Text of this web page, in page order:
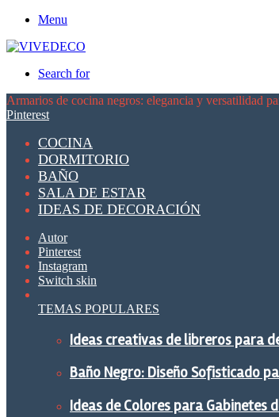
Menu
Search for
Armarios de cocina negros: elegancia y versatilidad
Pinterest
COCINA
DORMITORIO
BAÑO
SALA DE ESTAR
IDEAS DE DECORACIÓN
Autor
Pinterest
Instagram
Switch skin
TEMAS POPULARES
Ideas creativas de libreros para
Baño Negro: Diseño Sofisticado
Ideas de Colores para Gabinetes